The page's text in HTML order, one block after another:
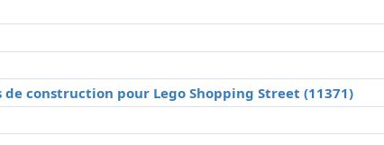
construction pour Lego Shopping Street (11371)